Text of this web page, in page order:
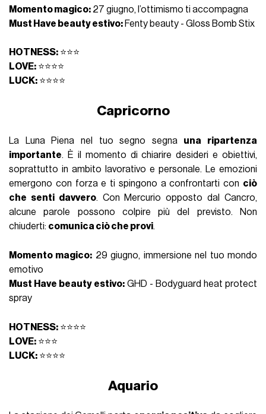
Momento magico: 27 giugno, l’ottimismo ti accompagna
Must Have beauty estivo: Fenty beauty - Gloss Bomb Stix
HOTNESS: ⭐⭐⭐
LOVE: ⭐⭐⭐⭐
LUCK: ⭐⭐⭐⭐
Capricorno
La Luna Piena nel tuo segno segna una ripartenza
importante. È il momento di chiarire desideri e obiettivi,
soprattutto in ambito lavorativo e personale. Le emozioni
emergono con forza e ti spingono a confrontarti con ciò
che senti davvero. Con Mercurio opposto dal Cancro,
alcune parole possono colpire più del previsto. Non
chiuderti: comunica ciò che provi.
Momento magico: 29 giugno, immersione nel tuo mondo
emotivo
Must Have beauty estivo: GHD - Bodyguard heat protect
spray
HOTNESS: ⭐⭐⭐⭐
LOVE: ⭐⭐⭐
LUCK: ⭐⭐⭐⭐
Aquario